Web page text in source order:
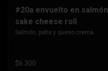
#20a envuelto en salmón
sake cheese roll
Salmón, palta y queso crema.
$6.300